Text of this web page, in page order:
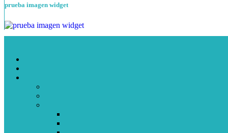
prueba imagen widget